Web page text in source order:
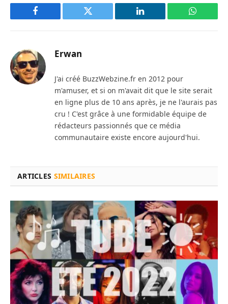
Facebook Twitter LinkedIn
Erwan
J'ai créé BuzzWebzine.fr en 2012 pour
m'amuser, et si on m'avait dit que le site serait
en ligne plus de 10 ans après, je ne l'aurais pas
cru ! C'est grâce à une formidable équipe de
rédacteurs passionnés que ce média
communautaire existe encore aujourd'hui.
ARTICLES SIMILAIRES